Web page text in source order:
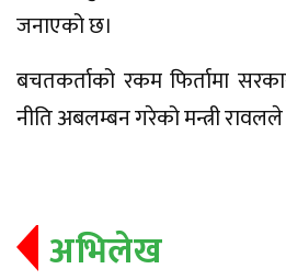
जनाएको छ।
बचतकर्ताको रकम फिर्तामा
नीति अबलम्बन गरेको मन्त्री
अभिलेख